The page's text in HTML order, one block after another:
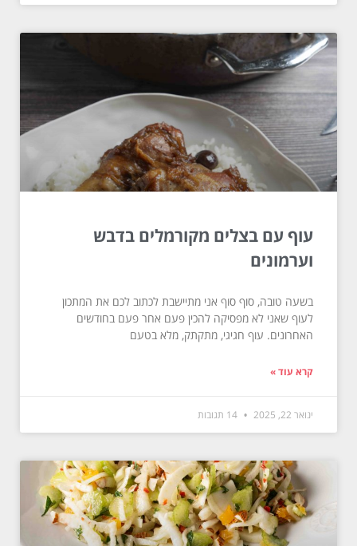
עוף עם בצלים מקורמלים בדבש
וערמונים
בשעה טובה, סוף סוף אני מתיישבת לכתוב לכם את המתכון
לעוף שאני לא מפסיקה להכין פעם אחר פעם בחודשים
האחרונים. עוף חגיגי, מתקתק, מלא בטעם
קרא עוד »
ינואר 22, 2025